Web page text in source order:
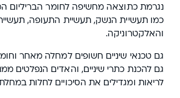
נגרמת כתוצאה מחשיפה לחומר הבריליום
כמו תעשיית הנשק, תעשיית התעופה,
והאלקטרוניקה.
גם טכנאי שיניים חשופים למחלה מאחר
גם להכנת כתרי שיניים, והאדים הנפלטים
לריאות ומגדילים את הסיכויים לחלות במחלת